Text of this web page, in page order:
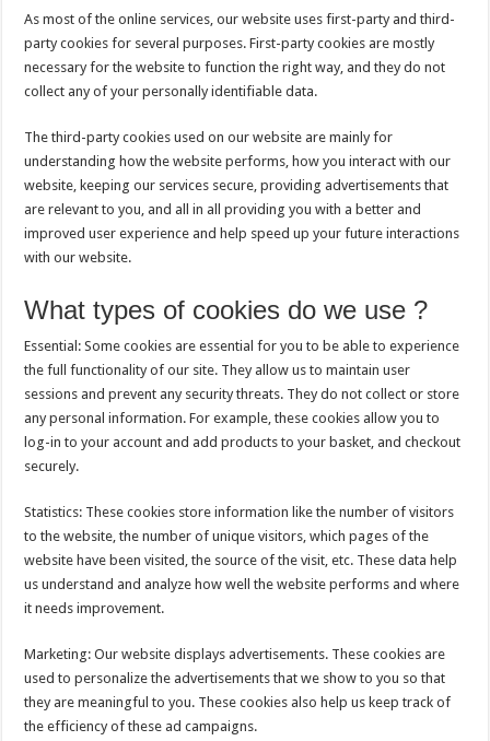
As most of the online services, our website uses first-party and third-
party cookies for several purposes. First-party cookies are mostly
necessary for the website to function the right way, and they do not
collect any of your personally identifiable data.
The third-party cookies used on our website are mainly for
understanding how the website performs, how you interact with our
website, keeping our services secure, providing advertisements that
are relevant to you, and all in all providing you with a better and
improved user experience and help speed up your future interactions
with our website.
What types of cookies do we use ?
Essential: Some cookies are essential for you to be able to experience
the full functionality of our site. They allow us to maintain user
sessions and prevent any security threats. They do not collect or store
any personal information. For example, these cookies allow you to
log-in to your account and add products to your basket, and checkout
securely.
Statistics: These cookies store information like the number of visitors
to the website, the number of unique visitors, which pages of the
website have been visited, the source of the visit, etc. These data help
us understand and analyze how well the website performs and where
it needs improvement.
Marketing: Our website displays advertisements. These cookies are
used to personalize the advertisements that we show to you so that
they are meaningful to you. These cookies also help us keep track of
the efficiency of these ad campaigns.